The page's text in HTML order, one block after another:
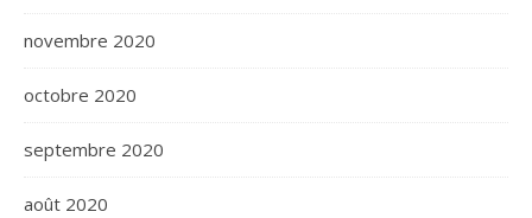
novembre 2020
octobre 2020
septembre 2020
août 2020